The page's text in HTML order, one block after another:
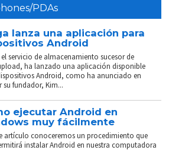
PDAs
lanza una aplicación para
Android
servicio de almacenamiento sucesor de
ha lanzado una aplicación disponible
Android, como ha anunciado en
su fundador, Kim...
ejecutar Android en
muy fácilmente
artículo conoceremos un procedimiento que
instalar Android en nuestra computadora